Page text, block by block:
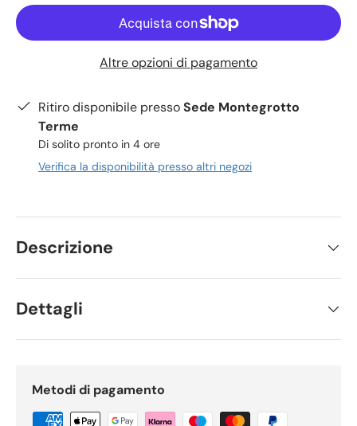
Altre opzioni di pagamento
Ritiro disponibile pressoSede Montegrotto
Terme
Di solito pronto in 4 ore
Verifica la disponibilità presso altri negozi
Descrizione
Dettagli
Metodi di pagamento